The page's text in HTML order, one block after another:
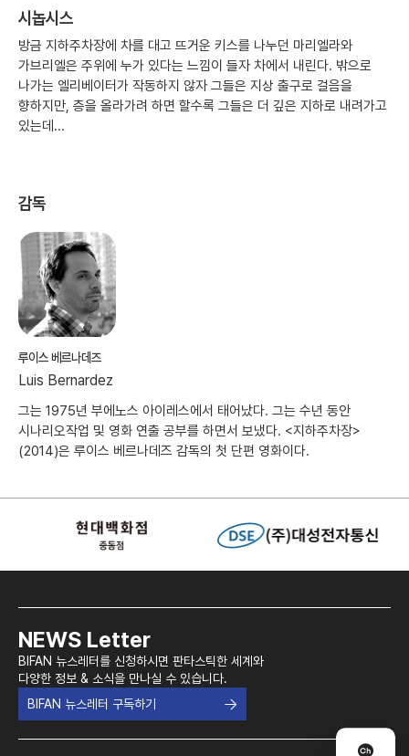
시놉시스
방금 지하주차장에 차를 대고 뜨거운 키스를 나누던 마리엘라와
가브리엘은 주위에 누가 있다는 느낌이 들자 차에서 내린다. 밖으로
나가는 엘리베이터가 작동하지 않자 그들은 지상 출구로 걸음을
향하지만, 층을 올라가려 하면 할수록 그들은 더 깊은 지하로 내려가고
있는데...
감독
루이스 베르나데즈
Luis Bernardez
그는 1975년 부에노스 아이레스에서 태어났다. 그는 수년 동안
시나리오작업 및 영화 연출 공부를 하면서 보냈다. <지하주차장>
(2014)은 루이스 베르나데즈 감독의 첫 단편 영화이다.
NEWS Letter
BIFAN 뉴스레터를 신청하시면 판타스틱한 세계와
다양한 정보 & 소식을 만나실 수 있습니다.
BIFAN 뉴스레터 구독하기